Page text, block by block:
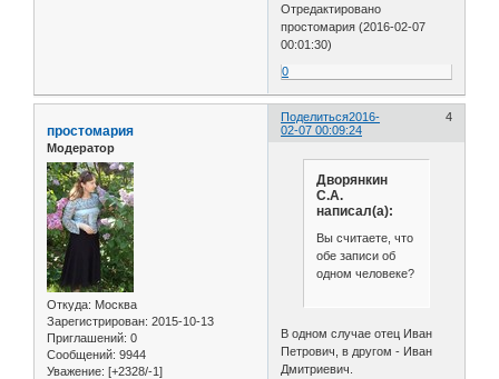
Отредактировано
простомария (2016-02-07
00:01:30)
0
Поделиться 4
2016-
02-07 00:09:24
простомария
Модератор
Откуда: Москва
Зарегистрирован: 2015-10-13
Приглашений: 0
Сообщений: 9944
Уважение: [+2328/-1]
Дворянкин
С.А.
написал(а):
Вы считаете, что
обе записи об
одном человеке?
В одном случае отец Иван
Петрович, в другом - Иван
Дмитриевич.